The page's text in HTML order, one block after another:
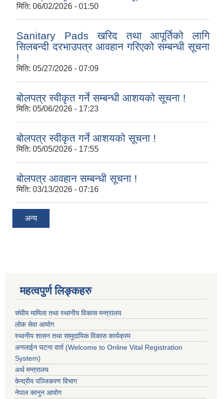
मिति: 06/02/2026 - 01:50
Sanitary Pads खरिद तथा आपूर्तिको लागि
सिलबन्दी दरभाउपत्र आवहान गरिएको सम्बन्धी सूचना
!
मिति: 05/27/2026 - 07:09
बोलपत्र स्वीकृत गर्ने सम्बन्धी आशयको सूचना !
मिति: 05/06/2026 - 17:23
बोलपत्र स्वीकृत गर्ने आशयको सूचना !
मिति: 05/05/2026 - 17:55
बोलपत्र आवहान सम्बन्धी सूचना !
मिति: 03/13/2026 - 07:16
अन्य
महत्वपुर्ण लिङ्कहरु
संघीय मामिला तथा स्थानीय विकास मन्त्रालय
लोक सेवा आयोग
स्थानीय शासन तथा सामुदायिक विकास कार्यक्रम
अनलाईन घटना दर्ता (Welcome to Online Vital Registration
System)
अर्थ मन्त्रालय
केन्द्रीय पञ्जिकरण विभाग
नेपाल कानुन आयोग